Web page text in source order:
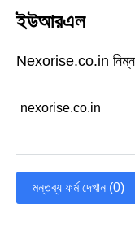
ইউআরএল
Nexorise.co.in
nexorise.co.in
মন্তব্য ফর্ম দেখান (0)